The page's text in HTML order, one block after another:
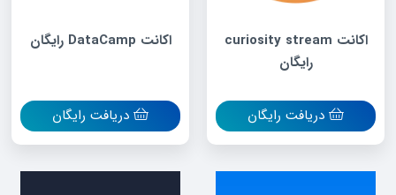
اکانت curiosity stream
رایگان
دریافت رایگان
اکانت DataCamp رایگان
دریافت رایگان